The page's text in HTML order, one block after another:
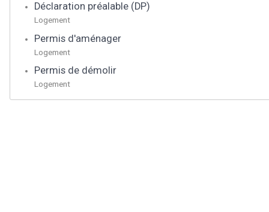
Déclaration préalable (DP)
Logement
Permis d'aménager
Logement
Permis de démolir
Logement